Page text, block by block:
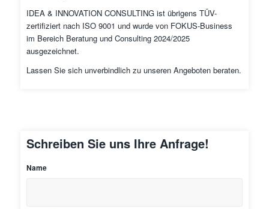
IDEA & INNOVATION CONSULTING ist übrigens TÜV-
zertifiziert nach ISO 9001 und wurde von FOKUS-Business
im Bereich Beratung und Consulting 2024/2025
ausgezeichnet.
Lassen Sie sich unverbindlich zu unseren Angeboten beraten.
Schreiben Sie uns Ihre Anfrage!
Name